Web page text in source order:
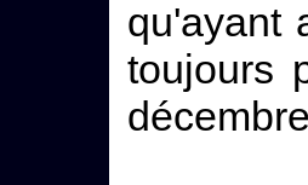
qu'ayant
toujours